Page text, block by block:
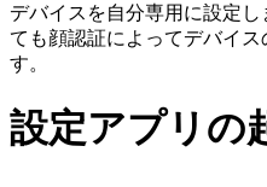
デバイスを自分専用に設定
ても顔認証によってデバイ
す。
設定アプリの